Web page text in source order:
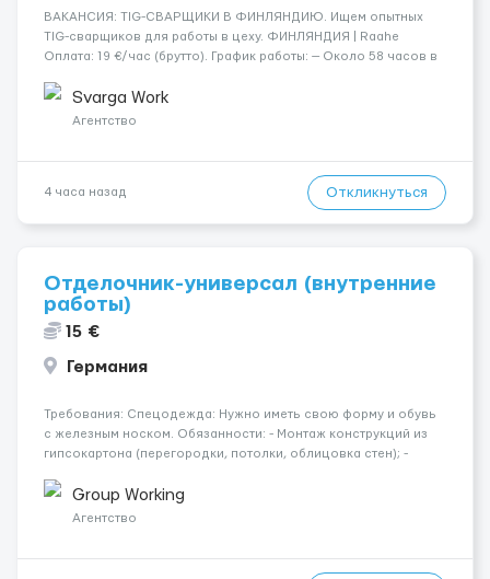
​​ВАКАНСИЯ: TIG-СВАРЩИКИ В ФИНЛЯНДИЮ. Ищем опытных
TIG-сварщиков для работы в цеху. ФИНЛЯНДИЯ | Raahe
Оплата: 19 €/час (брутто). График работы: — Около 58 часов в
переработки. Дата начала: — Как можно скорее....
Svarga Work
Агентство
4 часа назад Откликнуться
Отделочник-универсал (внутренние
работы)
15 €
Германия
Требования: Спецодежда: Нужно иметь свою форму и обувь
с железным носком. Обязанности: - Монтаж конструкций из
гипсокартона (перегородки, потолки, облицовка стен); -
малярных работ (шпатлевка, грунтовка, покраска); -
Штукатурные работы ...
Group Working
Агентство